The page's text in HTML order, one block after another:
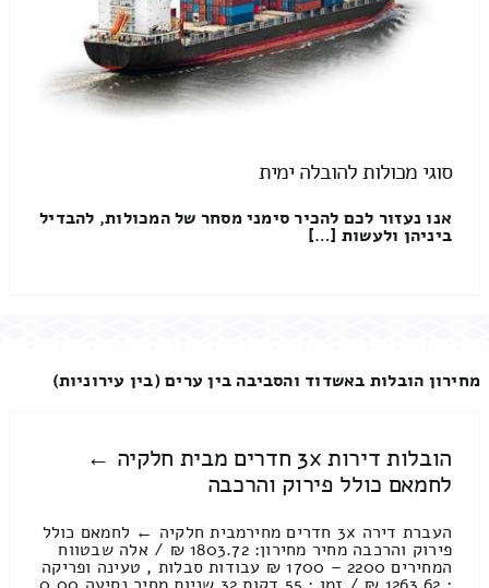
סוגי מכולות להובלה ימית
אנו נעזור לכם להכיר סימני מסחר של המכולות, להבדיל
ביניהן ולעשות […]
מחירון הובלות באשדוד והסביבה בין ערים (בין עירוניות)
הובלות דירות 3x חדרים מבית חלקיה ←
לחמאם כולל פירוק והרכבה
העברת דירה 3x חדרים מחירמבית חלקיה ← לחמאם כולל
פירוק והרכבה מחיר מחירון: 1803.72 ₪ / אלה שבטווח
המחירים 2200 – 1700 ₪ עבודות סבלות , טעינה ופריקה